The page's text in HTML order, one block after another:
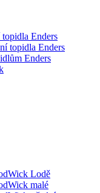
Enders
topidla Enders
Enders
Lodě
malé